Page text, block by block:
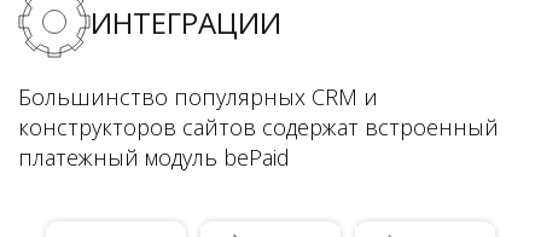
ИНТЕГРАЦИИ
Большинство популярных CRM и
конструкторов сайтов содержат встроенный
платежный модуль bePaid